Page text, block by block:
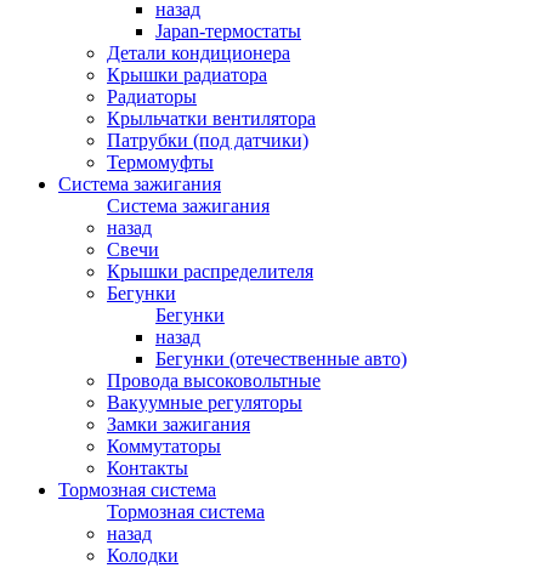
назад
Japan-термостаты
Детали кондиционера
Крышки радиатора
Радиаторы
Крыльчатки вентилятора
Патрубки (под датчики)
Термомуфты
Система зажигания
Система зажигания
назад
Свечи
Крышки распределителя
Бегунки
Бегунки
назад
Бегунки (отечественные авто)
Провода высоковольтные
Вакуумные регуляторы
Замки зажигания
Коммутаторы
Контакты
Тормозная система
Тормозная система
назад
Колодки